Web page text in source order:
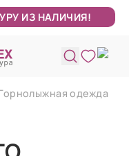
ИЗ НАЛИЧИЯ!
одежда